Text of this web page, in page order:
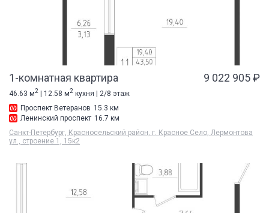
1-комнатная квартира 9 022 905 ₽
46.63 м2 | 12.58 м2 кухня | 2/8 этаж
Проспект Ветеранов 15.3 км
Ленинский проспект 16.7 км
Санкт-Петербург, Красносельский район, г. Красное Село, Лермонтова
ул., строение 1, 15к2